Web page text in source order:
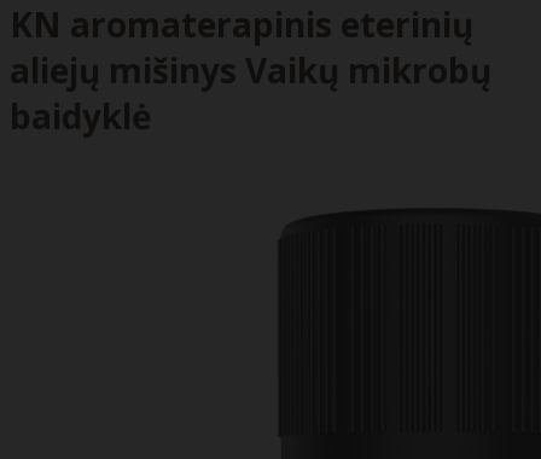
KN aromaterapinis eterinių
aliejų mišinys Vaikų mikrobų
baidyklė